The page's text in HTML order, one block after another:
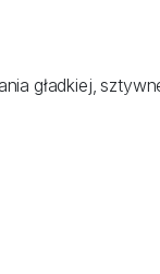
gładkiej,